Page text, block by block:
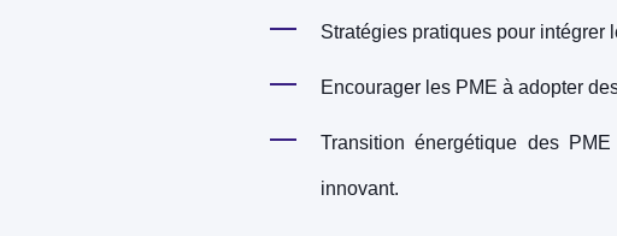
Stratégies pratiques pour intégrer
Encourager les PME à adopter
Transition énergétique des
innovant.